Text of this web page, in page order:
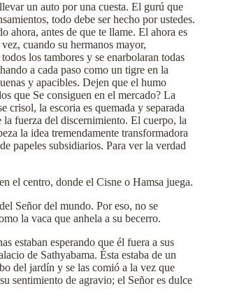
un auto por una cuesta. El gurú que
todo debe ser hecho por ustedes.
ahora, antes de que te llame. El ahora es
cuando su hermanos mayor,
los tambores y se enarbolaran todas
a cada paso como un tigre en la
y apacibles. Dejen que el humo
que Se consiguen en el mercado? La
crisol, la escoria es quemada y separada
fuerza del discernimiento. El cuerpo, la
la idea tremendamente transformadora
papeles subsidiarios. Para ver la verdad
el centro, donde el Cisne o Hamsa juega.
Señor del mundo. Por eso, no se
la vaca que anhela a su becerro.
estaban esperando que él fuera a sus
de Sathyabama. Ésta estaba de un
del jardín y se las comió a la vez que
sentimiento de agravio; el Señor es dulce